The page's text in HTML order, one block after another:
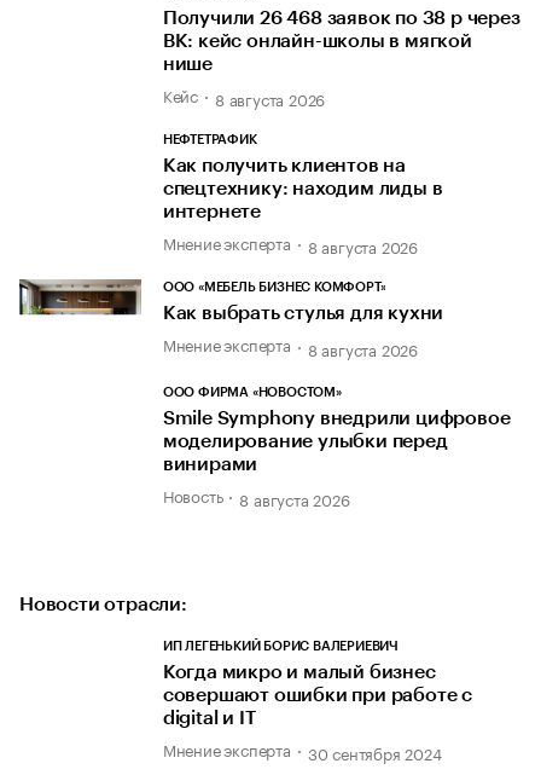
Получили 26 468 заявок по 38 р через
ВК: кейс онлайн-школы в мягкой
нише
Кейс 8 августа 2026
НЕФТЕТРАФИК
Как получить клиентов на
спецтехнику: находим лиды в
интернете
Мнение эксперта 8 августа 2026
ООО «МЕБЕЛЬ БИЗНЕС КОМФОРТ»
Как выбрать стулья для кухни
Мнение эксперта 8 августа 2026
ООО ФИРМА «НОВОСТОМ»
Smile Symphony внедрили цифровое
моделирование улыбки перед
винирами
Новость 8 августа 2026
Новости отрасли:
ИП ЛЕГЕНЬКИЙ БОРИС ВАЛЕРИЕВИЧ
Когда микро и малый бизнес
совершают ошибки при работе с
digital и IT
Мнение эксперта 30 сентября 2024